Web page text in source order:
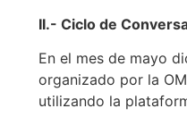
II.- Ciclo de
En el mes de mayo
organizado por la
utilizando la